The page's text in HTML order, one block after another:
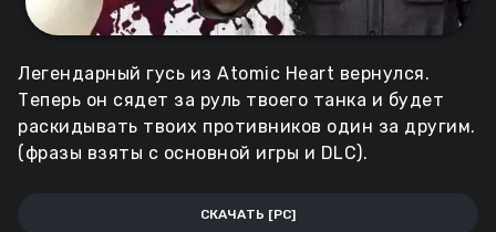
Легендарный гусь из Atomic Heart вернулся.
Теперь он сядет за руль твоего танка и будет
раскидывать твоих противников один за другим.
(фразы взяты с основной игры и DLC).
СКАЧАТЬ [PC]